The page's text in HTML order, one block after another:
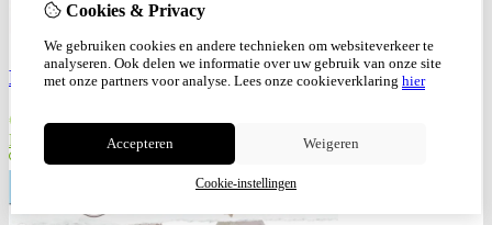
Elizabeth craft design papierblok Garden party
€
12,95
Bestellen
Cookies & Privacy
We gebruiken cookies en andere technieken om websiteverkeer te
analyseren. Ook delen we informatie over uw gebruik van onze site
met onze partners voor analyse. Lees onze cookieverklaring hier
Accepteren Weigeren
Cookie-instellingen